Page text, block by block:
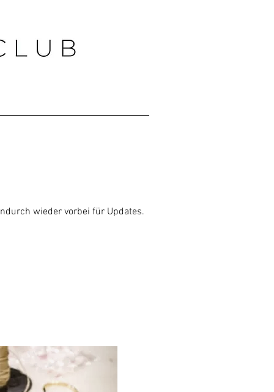
wieder vorbei für Updates.